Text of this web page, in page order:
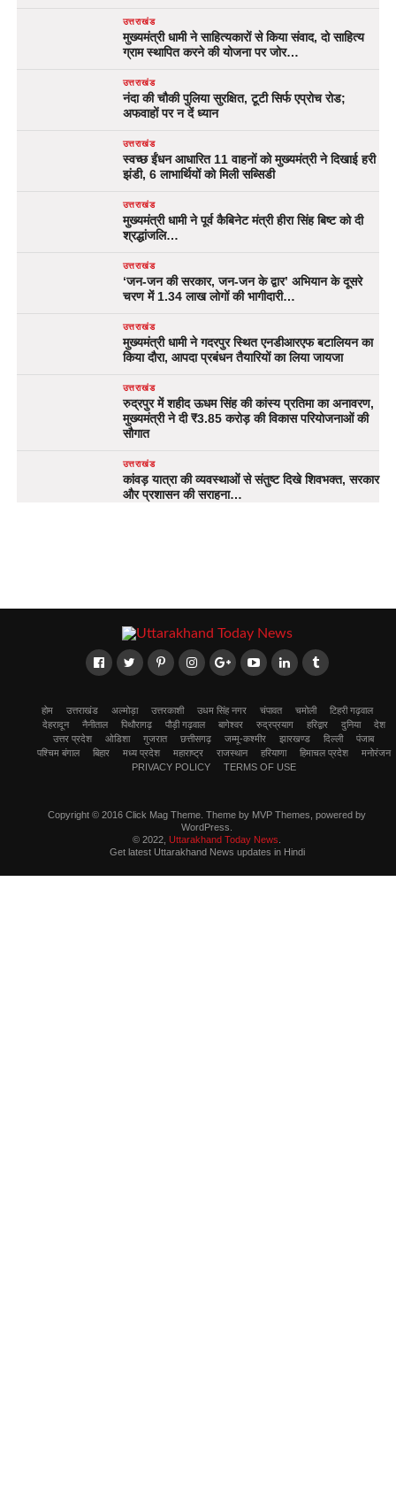
उत्तराखंड
मुख्यमंत्री धामी ने साहित्यकारों से किया संवाद, दो साहित्य
ग्राम स्थापित करने की योजना पर जोर…
उत्तराखंड
नंदा की चौकी पुलिया सुरक्षित, टूटी सिर्फ एप्रोच रोड;
अफवाहों पर न दें ध्यान
उत्तराखंड
स्वच्छ ईंधन आधारित 11 वाहनों को मुख्यमंत्री ने दिखाई हरी
झंडी, 6 लाभार्थियों को मिली सब्सिडी
उत्तराखंड
मुख्यमंत्री धामी ने पूर्व कैबिनेट मंत्री हीरा सिंह बिष्ट को दी
श्रद्धांजलि…
उत्तराखंड
‘जन-जन की सरकार, जन-जन के द्वार’ अभियान के दूसरे
चरण में 1.34 लाख लोगों की भागीदारी…
उत्तराखंड
मुख्यमंत्री धामी ने गदरपुर स्थित एनडीआरएफ बटालियन का
किया दौरा, आपदा प्रबंधन तैयारियों का लिया जायजा
उत्तराखंड
रुद्रपुर में शहीद ऊधम सिंह की कांस्य प्रतिमा का अनावरण,
मुख्यमंत्री ने दी ₹3.85 करोड़ की विकास परियोजनाओं की
सौगात
उत्तराखंड
कांवड़ यात्रा की व्यवस्थाओं से संतुष्ट दिखे शिवभक्त, सरकार
और प्रशासन की सराहना…
होम उत्तराखंड अल्मोड़ा उत्तरकाशी उधम सिंह नगर चंपावत चमोली
टिहरी गढ़वाल
देहरादून
नैनीताल पिथौरागढ़ पौड़ी गढ़वाल बागेश्वर रुद्रप्रयाग हरिद्वार दुनिया
देश
उत्तर प्रदेश
ओडिशा गुजरात छत्तीसगढ़ जम्मू-कश्मीर झारखण्ड दिल्ली
पंजाब
पश्चिम बंगाल
बिहार मध्य प्रदेश महाराष्ट्र राजस्थान हरियाणा हिमाचल प्रदेश
मनोरंजन
PRIVACY POLICY
TERMS OF USE
Copyright © 2016 Click Mag Theme. Theme by MVP Themes, powered by
WordPress.
© 2022, Uttarakhand Today News
Get latest Uttarakhand News updates in Hindi